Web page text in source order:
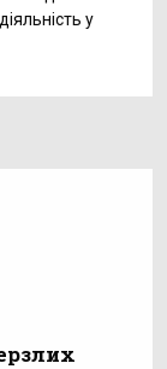
у